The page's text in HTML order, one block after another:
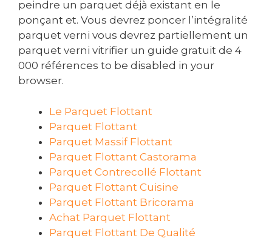
peindre un parquet déjà existant en le
ponçant et. Vous devrez poncer l’intégralité
parquet verni vous devrez partiellement un
parquet verni vitrifier un guide gratuit de 4
000 références to be disabled in your
browser.
Le Parquet Flottant
Parquet Flottant
Parquet Massif Flottant
Parquet Flottant Castorama
Parquet Contrecollé Flottant
Parquet Flottant Cuisine
Parquet Flottant Bricorama
Achat Parquet Flottant
Parquet Flottant De Qualité